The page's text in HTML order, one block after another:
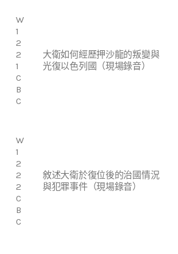
W
1
2
2
1
C
B
C
大衛如何經歷押沙龍的叛變與
光復以色列國（現場錄音）
W
1
2
2
2
C
B
C
敘述大衛於復位後的治國情況
與犯罪事件（現場錄音）